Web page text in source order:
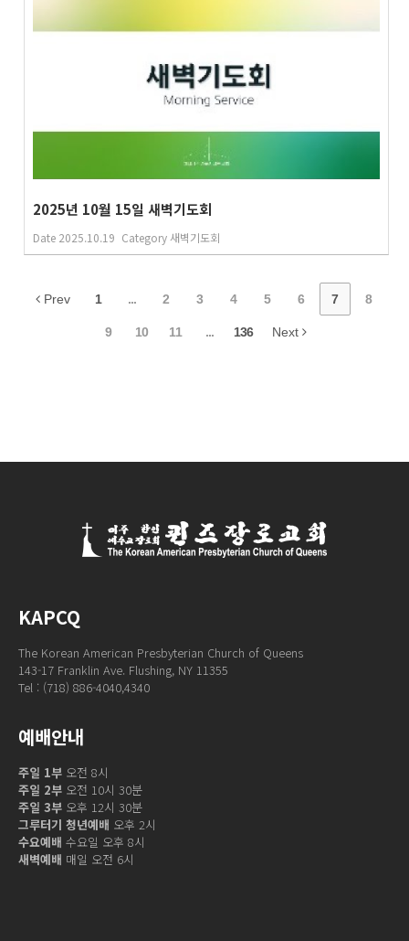
2025년 10월 15일 새벽기도회
Date 2025.10.19 Category새벽기도회
Prev 1 ... 2 3 4 5 6 7 8
9 10 11 ... 136 Next
KAPCQ
The Korean American Presbyterian Church of Queens
143-17 Franklin Ave. Flushing, NY 11355
Tel : (718) 886-4040,4340
예배안내
주일 1부 오전 8시
주일 2부 오전 10시 30분
주일 3부 오후 12시 30분
그루터기 청년예배 오후 2시
수요예배 수요일 오후 8시
새벽예배 매일 오전 6시